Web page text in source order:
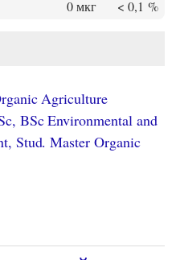
0 мкг < 0,1 %
Agriculture
BSc Environmental and
Stud. Master Organic